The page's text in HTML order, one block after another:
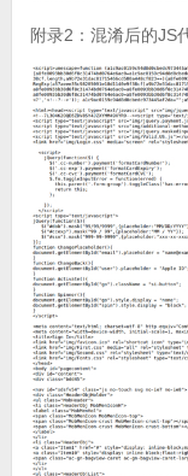
附录2：混淆后的JS